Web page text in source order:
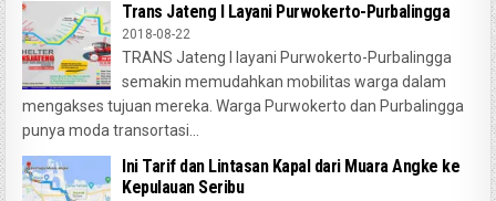
Trans Jateng I Layani Purwokerto-Purbalingga
2018-08-22
TRANS Jateng I layani Purwokerto-Purbalingga
semakin memudahkan mobilitas warga dalam
mengakses tujuan mereka. Warga Purwokerto dan Purbalingga
punya moda transortasi...
Ini Tarif dan Lintasan Kapal dari Muara Angke ke
Kepulauan Seribu